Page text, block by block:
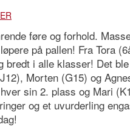
føre og forhold.
på pallen! Fra Tora
bredt i alle klasser! Det
Morten (G15) og
sin 2. plass og Mari
og et uvurderling